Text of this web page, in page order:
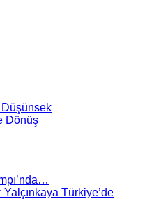
Dönüş
Türkiye’de